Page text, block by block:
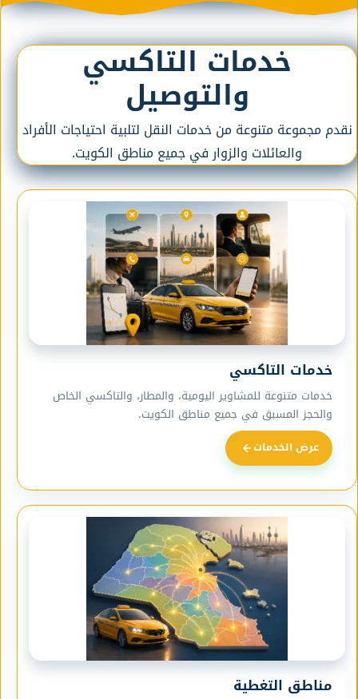
خدمات التاكسي
والتوصيل
نقدم مجموعة متنوعة من خدمات النقل لتلبية احتياجات الأفراد
والعائلات والزوار في جميع مناطق الكويت.
خدمات التاكسي
خدمات متنوعة للمشاوير اليومية، والمطار، والتاكسي الخاص
والحجز المسبق في جميع مناطق الكويت.
عرض الخدمات
مناطق التغطية